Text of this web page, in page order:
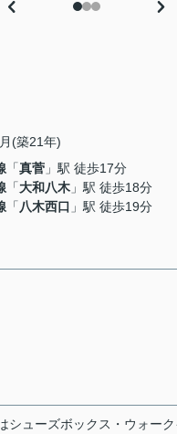
(築21年)
「真菅 」駅 徒歩17分
「大和八木 」駅 徒歩18分
「 八木西口 」駅 徒歩19分
シューズボックス・ウォー